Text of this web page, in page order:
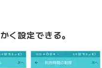
く設定できる。